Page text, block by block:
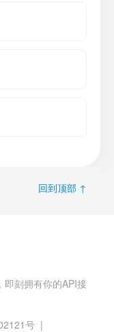
回到顶部 ↑
即刻拥有你的API接
号 |